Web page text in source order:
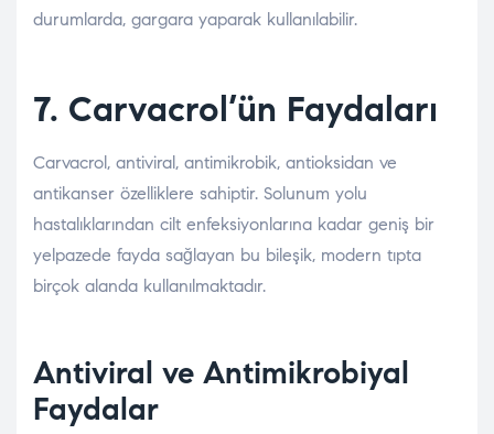
durumlarda, gargara yaparak kullanılabilir.
7. Carvacrol’ün Faydaları
Carvacrol, antiviral, antimikrobik, antioksidan ve
antikanser özelliklere sahiptir. Solunum yolu
hastalıklarından cilt enfeksiyonlarına kadar geniş bir
yelpazede fayda sağlayan bu bileşik, modern tıpta
birçok alanda kullanılmaktadır.
Antiviral ve Antimikrobiyal
Faydalar